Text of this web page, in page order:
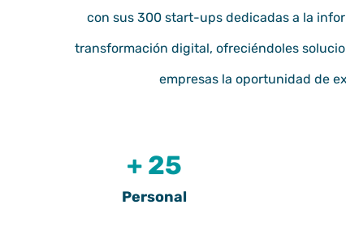
con sus 300 start-ups dedicadas a la
transformación digital, ofreciéndoles
empresas la oportunidad de
+ 25
Personal